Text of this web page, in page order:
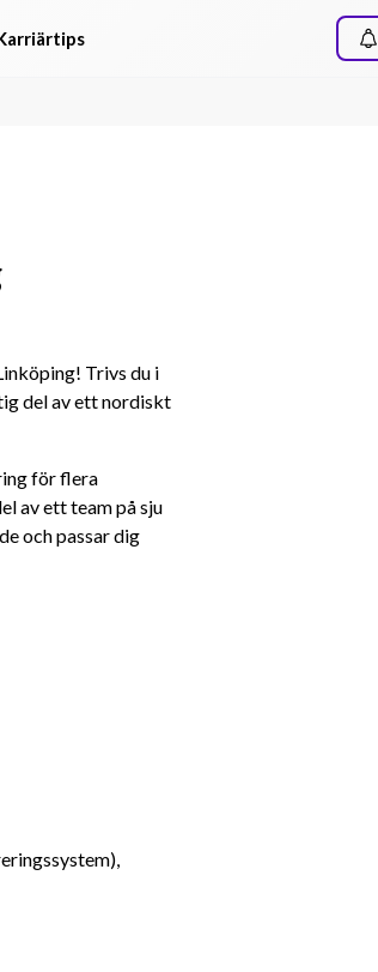
Trivs du i
del av ett nordiskt
för flera
av ett team på sju
och passar dig